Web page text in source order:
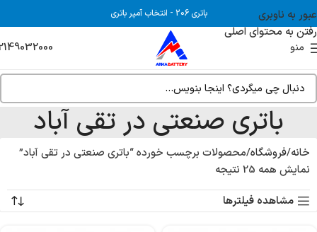
عبور به ناوبری
رفتن به محتوای اصلی
باتری 206 - انتخاب آمپر باتری
منو
باتری صنعتی در تقی آباد
خانه فروشگاه محصولات برچسب خورده “باتری صنعتی در تقی آباد”
نمایش همه 25 نتیجه
مشاهده فیلترها